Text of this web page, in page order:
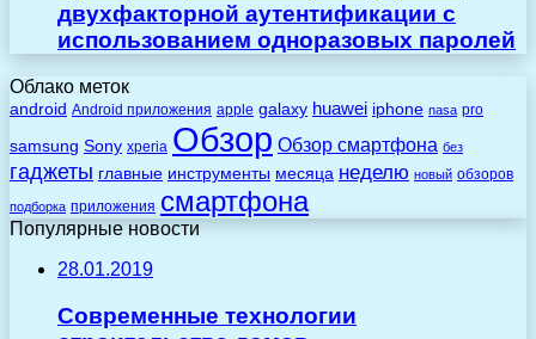
двухфакторной аутентификации с
использованием одноразовых паролей
Облако меток
android Android приложения apple galaxy huawei iphone nasa pro
samsung Sony xperia Обзор Обзор смартфона без
гаджеты главные инструменты месяца неделю новый обзоров
подборка приложения смартфона
Популярные новости
28.01.2019
Современные технологии